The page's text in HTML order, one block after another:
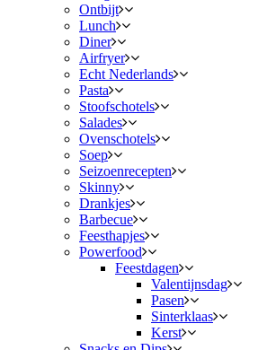
Ontbijt
Lunch
Diner
Airfryer
Echt Nederlands
Pasta
Stoofschotels
Salades
Ovenschotels
Soep
Seizoenrecepten
Skinny
Drankjes
Barbecue
Feesthapjes
Powerfood
Feestdagen
Valentijnsdag
Pasen
Sinterklaas
Kerst